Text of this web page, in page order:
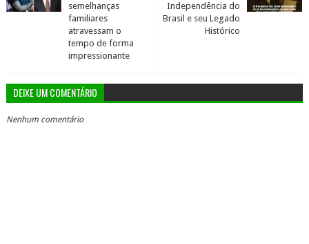
Independência do
Brasil e seu Legado
Histórico
semelhanças
familiares
atravessam o
tempo de forma
impressionante
DEIXE UM COMENTÁRIO
Nenhum comentário